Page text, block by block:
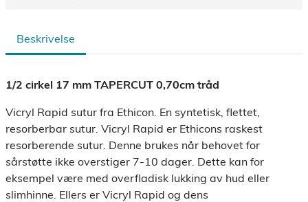
Beskrivelse
1/2 cirkel 17 mm TAPERCUT 0,70cm tråd
Vicryl Rapid sutur fra Ethicon. En syntetisk, flettet,
resorberbar sutur. Vicryl Rapid er Ethicons raskest
resorberende sutur. Denne brukes når behovet for
sårstøtte ikke overstiger 7-10 dager. Dette kan for
eksempel være med overfladisk lukking av hud eller
slimhinne. Ellers er Vicryl Rapid og dens